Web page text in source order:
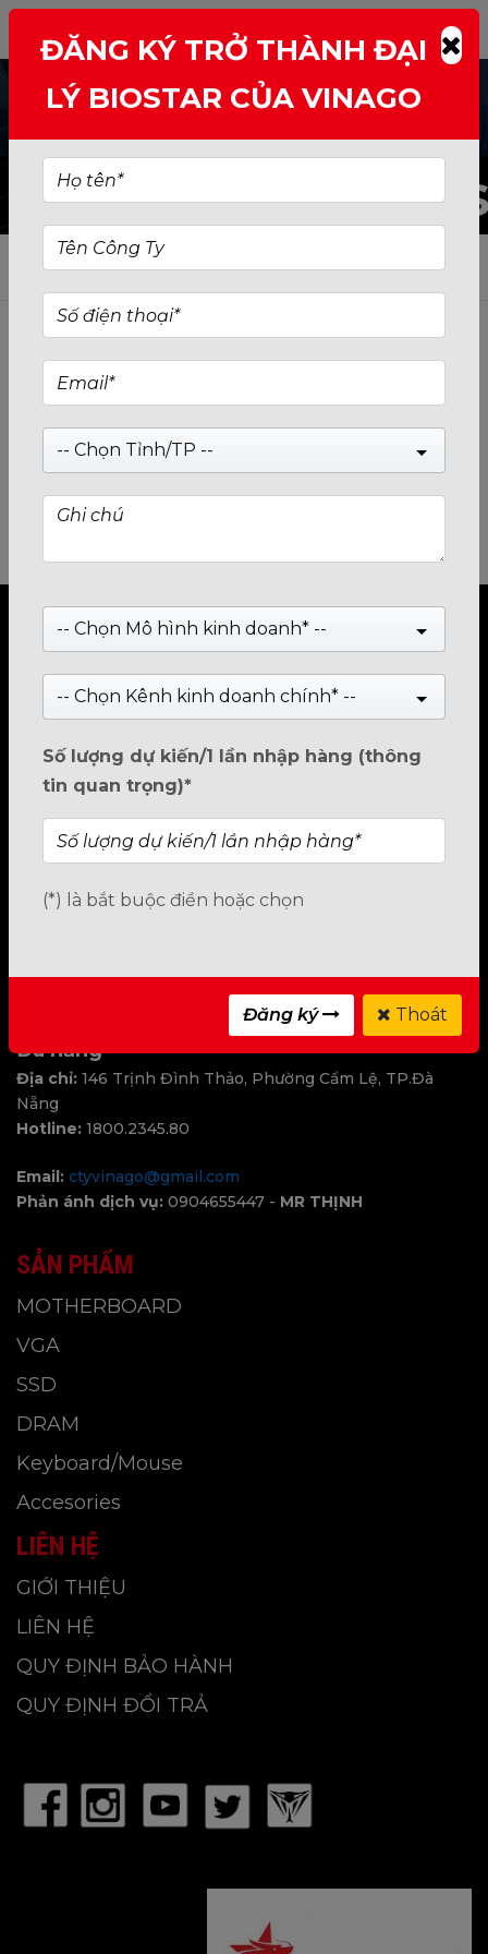
Keyboard/
Trưởng P.Bảo Hành
0768446898
TRUNG TÂM PP & BH BIOSTAR VIỆT
NAM
Hà Nội
Địa chỉ:Số 11BT4-3, KĐT Trung Văn VINACONEX 3,
Đường Trung Thư, Phường Đại Mỗ, TP.Hà Nội
Hotline:1800.2345.80
TP.HCM
Đà nẵng
Địa chỉ: 146 Trịnh Đình Thảo, Phường Cẩm Lệ, TP.Đà
Nẵng
Hotline: 1800.2345.80
Email: ctyvinago@gmail.com
Phản ánh dịch vụ: 0904655447 - MR THỊNH
SẢN PHẨM
MOTHERBOARD
VGA
SSD
DRAM
Keyboard/Mouse
Accesories
LIÊN HỆ
GIỚI THIỆU
LIÊN HỆ
QUY ĐỊNH BẢO HÀNH
QUY ĐỊNH ĐỔI TRẢ
ĐĂNG KÝ TRỞ THÀNH ĐẠI
LÝ BIOSTAR CỦA VINAGO
-- Chọn Tỉnh/TP --
-- Chọn Mô hình kinh doanh* --
-- Chọn Kênh kinh doanh chính* --
Số lượng dự kiến/1 lần nhập hàng (thông
tin quan trọng)*
(*) là bắt buộc điền hoặc chọn
Đăng ký Thoát